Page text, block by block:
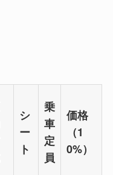
シ
ー
ト
乗
車
定
員
価格
（1
0%）